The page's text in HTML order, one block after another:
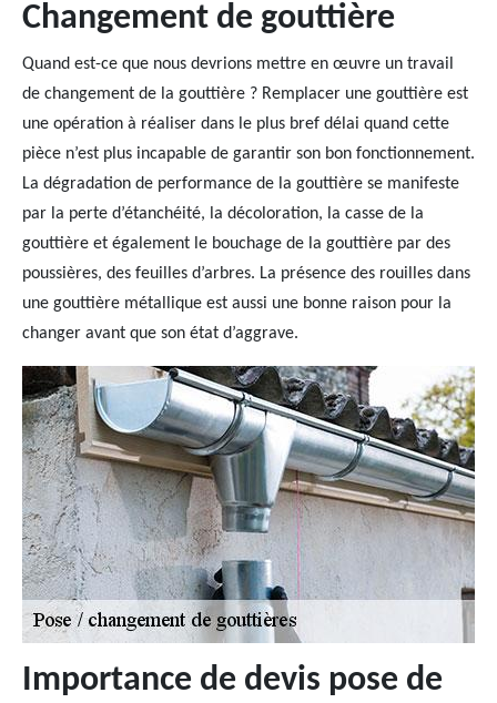
Changement de gouttière
Quand est-ce que nous devrions mettre en œuvre un travail
de changement de la gouttière ? Remplacer une gouttière est
une opération à réaliser dans le plus bref délai quand cette
pièce n’est plus incapable de garantir son bon fonctionnement.
La dégradation de performance de la gouttière se manifeste
par la perte d’étanchéité, la décoloration, la casse de la
gouttière et également le bouchage de la gouttière par des
poussières, des feuilles d’arbres. La présence des rouilles dans
une gouttière métallique est aussi une bonne raison pour la
changer avant que son état d’aggrave.
Importance de devis pose de